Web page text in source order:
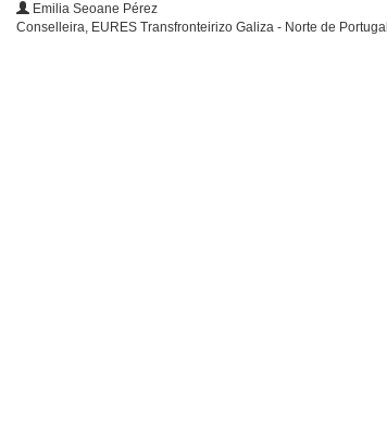
Emilia Seoane Pérez
Conselleira, EURES Transfronteirizo Galiza - Norte de Portugal